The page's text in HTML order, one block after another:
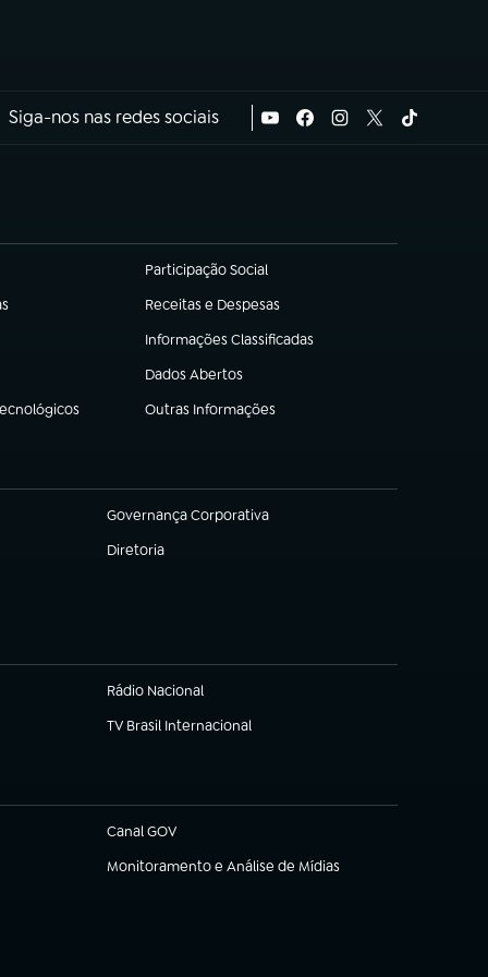
Siga-nos nas redes sociais
Participação Social
(abre em nova aba)
Receitas e Despesas
(abre em nova aba)
Informações Classificadas
(abre em nova aba)
Dados Abertos
(abre em nova aba)
Outras Informações
(abre em nova aba)
Governança Corporativa
(abre em nova aba)
Diretoria
(abre em nova aba)
Rádio Nacional
TV Brasil Internacional
(abre em nova aba)
Canal GOV
(abre em nova aba)
Monitoramento e Análise de Mídias
(abre em nova aba)